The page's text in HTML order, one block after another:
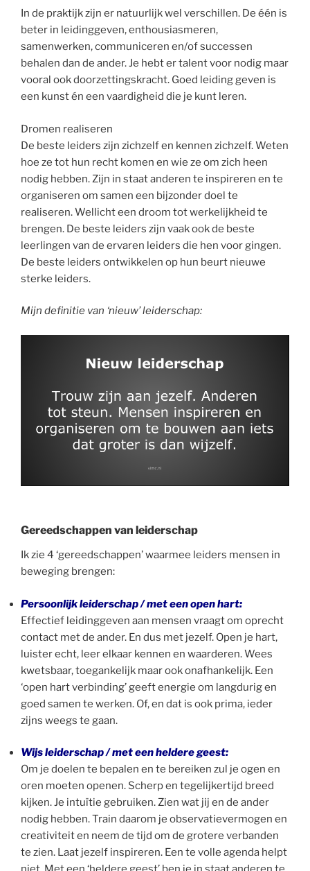
In de praktijk zijn er natuurlijk wel verschillen. De één is
beter in leidinggeven, enthousiasmeren,
samenwerken, communiceren en/of successen
behalen dan de ander. Je hebt er talent voor nodig maar
vooral ook doorzettingskracht. Goed leiding geven is
een kunst én een vaardigheid die je kunt leren.
Dromen realiseren
De beste leiders zijn zichzelf en kennen zichzelf. Weten
hoe ze tot hun recht komen en wie ze om zich heen
nodig hebben. Zijn in staat anderen te inspireren en te
organiseren om samen een bijzonder doel te
realiseren. Wellicht een droom tot werkelijkheid te
brengen. De beste leiders zijn vaak ook de beste
leerlingen van de ervaren leiders die hen voor gingen.
De beste leiders ontwikkelen op hun beurt nieuwe
sterke leiders.
Mijn definitie van ‘nieuw’ leiderschap:
Gereedschappen van leiderschap
Ik zie 4 ‘gereedschappen’ waarmee leiders mensen in
beweging brengen:
Persoonlijk leiderschap / met een open hart:
Effectief leidinggeven aan mensen vraagt om oprecht
contact met de ander. En dus met jezelf. Open je hart,
luister echt, leer elkaar kennen en waarderen. Wees
kwetsbaar, toegankelijk maar ook onafhankelijk. Een
‘open hart verbinding’ geeft energie om langdurig en
goed samen te werken. Of, en dat is ook prima, ieder
zijns weegs te gaan.
Wijs leiderschap / met een heldere geest:
Om je doelen te bepalen en te bereiken zul je ogen en
oren moeten openen. Scherp en tegelijkertijd breed
kijken. Je intuïtie gebruiken. Zien wat jij en de ander
nodig hebben. Train daarom je observatievermogen en
creativiteit en neem de tijd om de grotere verbanden
te zien. Laat jezelf inspireren. Een te volle agenda helpt